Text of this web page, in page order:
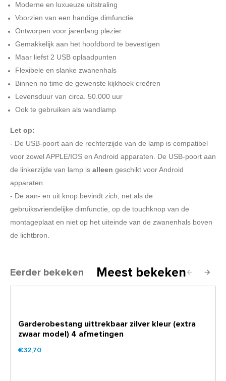
Moderne en luxueuze uitstraling
Voorzien van een handige dimfunctie
Ontworpen voor jarenlang plezier
Gemakkelijk aan het hoofdbord te bevestigen
Maar liefst 2 USB oplaadpunten
Flexibele en slanke zwanenhals
Binnen no time de gewenste kijkhoek creëren
Levensduur van circa. 50.000 uur
Ook te gebruiken als wandlamp
Let op:
- De USB-poort aan de rechterzijde van de lamp is compatibel
voor zowel APPLE/IOS en Android apparaten. De USB-poort aan
de linkerzijde van lamp is alleen geschikt voor Android
apparaten.
- De aan- en uit knop bevindt zich, net als de
gebruiksvriendelijke dimfunctie, op de touchknop van de
montageplaat en niet op het uiteinde van de zwanenhals boven
de lichtbron.
Eerder bekeken Meest bekeken
Garderobestang uittrekbaar zilver kleur (extra
zwaar model) 4 afmetingen
€32,70